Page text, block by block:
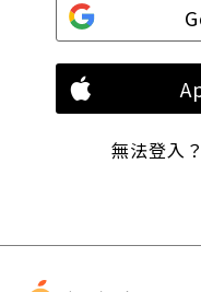
無法登入